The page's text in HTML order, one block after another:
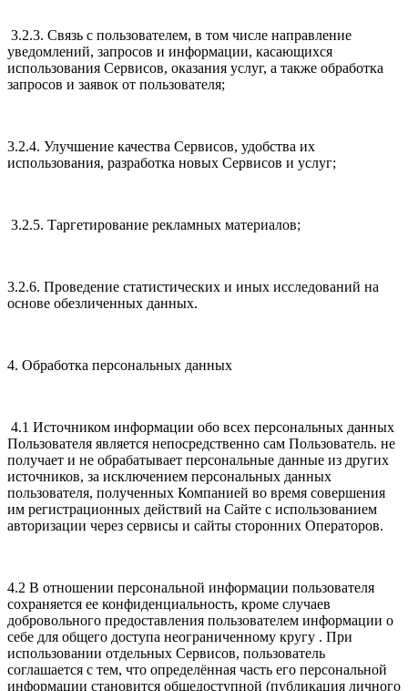
3.2.3. Связь с пользователем, в том числе направление
уведомлений, запросов и информации, касающихся
использования Сервисов, оказания услуг, а также обработка
запросов и заявок от пользователя;
3.2.4. Улучшение качества Сервисов, удобства их
использования, разработка новых Сервисов и услуг;
3.2.5. Таргетирование рекламных материалов;
3.2.6. Проведение статистических и иных исследований на
основе обезличенных данных.
4. Обработка персональных данных
4.1 Источником информации обо всех персональных данных
Пользователя является непосредственно сам Пользователь. не
получает и не обрабатывает персональные данные из других
источников, за исключением персональных данных
пользователя, полученных Компанией во время совершения
им регистрационных действий на Сайте с использованием
авторизации через сервисы и сайты сторонних Операторов.
4.2 В отношении персональной информации пользователя
сохраняется ее конфиденциальность, кроме случаев
добровольного предоставления пользователем информации о
себе для общего доступа неограниченному кругу . При
использовании отдельных Сервисов, пользователь
соглашается с тем, что определённая часть его персональной
информации становится общедоступной (публикация личного